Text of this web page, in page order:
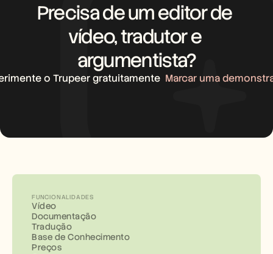
Precisa de um editor de
vídeo, tradutor e
argumentista?
o Trupeer gratuitamente Marcar uma
FUNCIONALIDADES
Vídeo
Documentação
Tradução
Base de Conhecimento
Preços